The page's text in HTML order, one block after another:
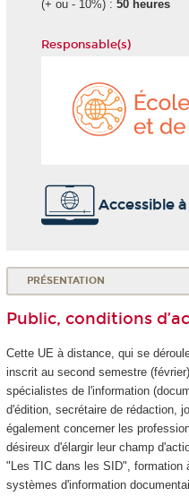
(+ ou - 10%) : 50 heures
Responsable(s)
Accessible
PRÉSENTATION
Public, conditions
Cette UE à distance, qui se
inscrit au second semestre
spécialistes de l'information
d'édition, secrétaire de rédaction,
également concerner les
désireux d'élargir leur champ
"Les TIC dans les SID", formation
systèmes d'information